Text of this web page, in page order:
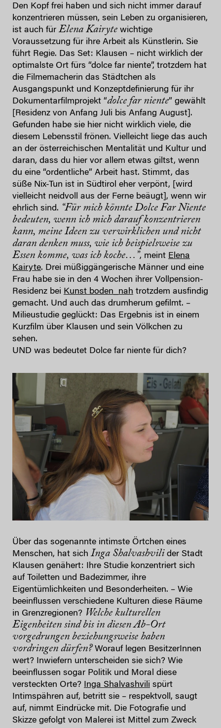
Den Kopf frei haben und sich nicht immer darauf
konzentrieren müssen, sein Leben zu organisieren,
ist auch für Elena Kairyte wichtige
Voraussetzung für ihre Arbeit als Künstlerin. Sie
führt Regie. Das Set: Klausen – nicht wirklich der
optimalste Ort fürs “dolce far niente”, trotzdem hat
die Filmemacherin das Städtchen als
Ausgangspunkt und Konzeptdefinierung für ihr
Dokumentarfilmprojekt “dolce far niente” gewählt
[Residenz von Anfang Juli bis Anfang August].
Gefunden habe sie hier nicht wirklich viele, die
diesem Lebensstil frönen. Vielleicht liege das auch
an der österreichischen Mentalität und Kultur und
daran, dass du hier vor allem etwas giltst, wenn
du eine “ordentliche” Arbeit hast. Stimmt, das
süße Nix-Tun ist in Südtirol eher verpönt, [wird
vielleicht neidvoll aus der Ferne beäugt], wenn wir
ehrlich sind. “Für mich könnte Dolce Far Niente
bedeuten, wenn ich mich darauf konzentrieren
kann, meine Ideen zu verwirklichen und nicht
daran denken muss, wie ich beispielsweise zu
Essen komme, was ich koche…”, meint Elena
Kairyte. Drei müßiggängerische Männer und eine
Frau habe sie in den 4 Wochen ihrer Vollpension-
Residenz bei Kunst boden_nah trotzdem ausfindig
gemacht. Und auch das drumherum gefilmt. –
Milieustudie geglückt: Das Ergebnis ist in einem
Kurzfilm über Klausen und sein Völkchen zu
sehen.
UND was bedeutet Dolce far niente für dich?
Über das sogenannte intimste Örtchen eines
Menschen, hat sich Inga Shalvashvili der Stadt
Klausen genähert: Ihre Studie konzentriert sich
auf Toiletten und Badezimmer, ihre
Eigentümlichkeiten und Besonderheiten. – Wie
beeinflussen verschiedene Kulturen diese Räume
in Grenzregionen? Welche kulturellen
Eigenheiten sind bis in diesen Ab-Ort
vorgedrungen beziehungsweise haben
vordringen dürfen?Worauf legen BesitzerInnen
wert? Inwiefern unterscheiden sie sich? Wie
beeinflussen sogar Politik und Moral diese
versteckten Orte? Inga Shalvashvili spürt
Intimspähren auf, betritt sie – respektvoll, saugt
auf, nimmt Eindrücke mit. Die Fotografie und
Skizze gefolgt von Malerei ist Mittel zum Zweck